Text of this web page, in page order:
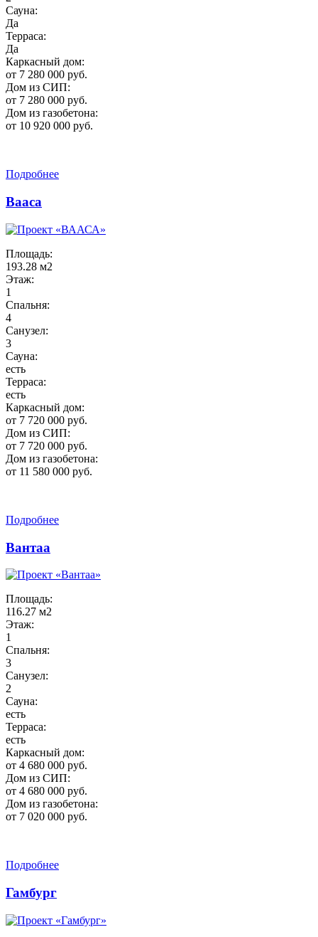
Сауна:
Да
Терраса:
Да
Каркасный дом:
от 7 280 000 руб.
Дом из СИП:
от 7 280 000 руб.
Дом из газобетона:
от 10 920 000 руб.
Подробнее
Вааса
Площадь:
193.28 м2
Этаж:
1
Спальня:
4
Санузел:
3
Сауна:
есть
Терраса:
есть
Каркасный дом:
от 7 720 000 руб.
Дом из СИП:
от 7 720 000 руб.
Дом из газобетона:
от 11 580 000 руб.
Подробнее
Вантаа
Площадь:
116.27 м2
Этаж:
1
Спальня:
3
Санузел:
2
Сауна:
есть
Терраса:
есть
Каркасный дом:
от 4 680 000 руб.
Дом из СИП:
от 4 680 000 руб.
Дом из газобетона:
от 7 020 000 руб.
Подробнее
Гамбург